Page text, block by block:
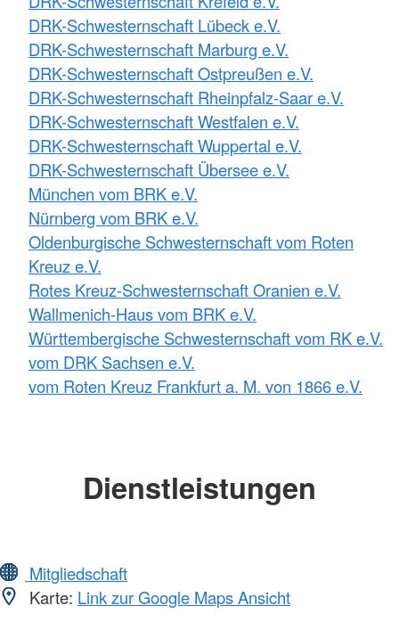
DRK-Schwesternschaft Lübeck e.V.
DRK-Schwesternschaft Marburg e.V.
DRK-Schwesternschaft Ostpreußen e.V.
DRK-Schwesternschaft Rheinpfalz-Saar e.V.
DRK-Schwesternschaft Westfalen e.V.
DRK-Schwesternschaft Wuppertal e.V.
DRK-Schwesternschaft Übersee e.V.
München vom BRK e.V.
Nürnberg vom BRK e.V.
Oldenburgische Schwesternschaft vom Roten
Kreuz e.V.
Rotes Kreuz-Schwesternschaft Oranien e.V.
Wallmenich-Haus vom BRK e.V.
Württembergische Schwesternschaft vom RK e.V.
vom DRK Sachsen e.V.
vom Roten Kreuz Frankfurt a. M. von 1866 e.V.
Dienstleistungen
Mitgliedschaft
Karte: Link zur Google Maps Ansicht